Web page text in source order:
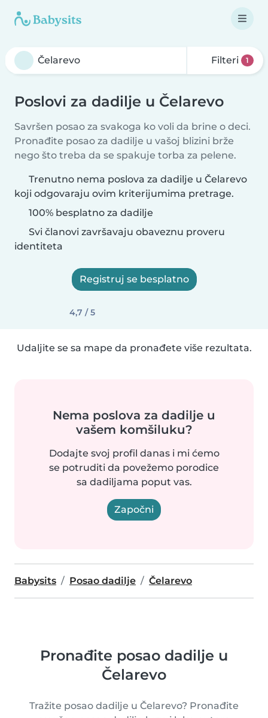
Filteri 1
Poslovi za dadilje u Čelarevo
Savršen posao za svakoga ko voli da brine o deci.
Pronađite posao za dadilje u vašoj blizini brže
nego što treba da se spakuje torba za pelene.
Trenutno nema poslova za dadilje u Čelarevo
koji odgovaraju ovim kriterijumima pretrage.
100% besplatno za dadilje
Svi članovi završavaju obaveznu proveru
identiteta
Registruj se besplatno
4,7 / 5
Udaljite se sa mape da pronađete više rezultata.
Nema poslova za dadilje u
vašem komšiluku?
Dodajte svoj profil danas i mi ćemo
se potruditi da povežemo porodice
sa dadiljama poput vas.
Započni
Babysits Posao dadilje Čelarevo
Pronađite posao dadilje u
Čelarevo
Tražite posao dadilje u Čelarevo? Pronađite